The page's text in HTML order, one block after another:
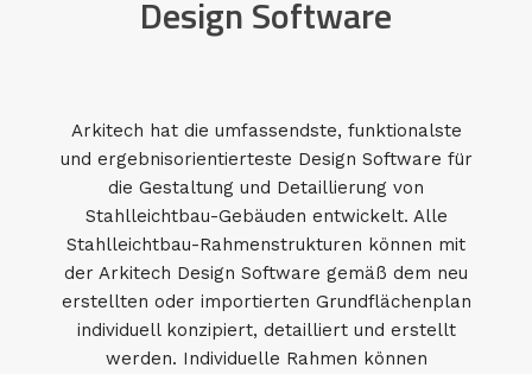
Design Software
Arkitech hat die umfassendste, funktionalste
und ergebnisorientierteste Design Software für
die Gestaltung und Detaillierung von
Stahlleichtbau-Gebäuden entwickelt. Alle
Stahlleichtbau-Rahmenstrukturen können mit
der Arkitech Design Software gemäß dem neu
erstellten oder importierten Grundflächenplan
individuell konzipiert, detailliert und erstellt
werden. Individuelle Rahmen können